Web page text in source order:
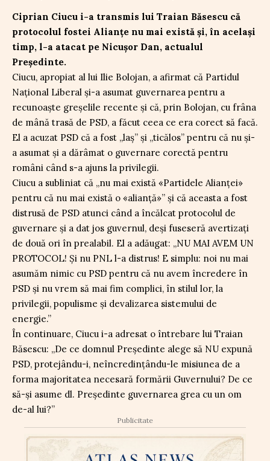
Ciprian Ciucu i-a transmis lui Traian Băsescu că
protocolul fostei Alianțe nu mai există și, în același
timp, l-a atacat pe Nicușor Dan, actualul
Președinte.
Ciucu, apropiat al lui Ilie Bolojan, a afirmat că Partidul
Național Liberal și-a asumat guvernarea pentru a
recunoaște greșelile recente și că, prin Bolojan, cu frâna
de mână trasă de PSD, a făcut ceea ce era corect să facă.
El a acuzat PSD că a fost „laș” și „ticălos” pentru că nu și-
a asumat și a dărâmat o guvernare corectă pentru
români când s-a ajuns la privilegii.
Ciucu a subliniat că „nu mai există «Partidele Alianței»
pentru că nu mai există o «alianță»” și că aceasta a fost
distrusă de PSD atunci când a încălcat protocolul de
guvernare și a dat jos guvernul, deși fuseseră avertizați
de două ori în prealabil. El a adăugat: „NU MAI AVEM UN
PROTOCOL! Și nu PNL l-a distrus! E simplu: noi nu mai
asumăm nimic cu PSD pentru că nu avem încredere în
PSD și nu vrem să mai fim complici, în stilul lor, la
privilegii, populisme și devalizarea sistemului de
energie.”
În continuare, Ciucu i-a adresat o întrebare lui Traian
Băsescu: „De ce domnul Președinte alege să NU expună
PSD, protejându-i, neîncredințându-le misiunea de a
forma majoritatea necesară formării Guvernului? De ce
să-și asume dl. Președinte guvernarea grea cu un om
de-al lui?”
Publicitate